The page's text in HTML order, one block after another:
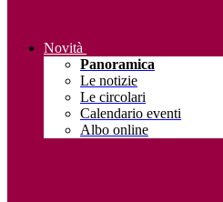
Novità
Panoramica
Le notizie
Le circolari
Calendario eventi
Albo online